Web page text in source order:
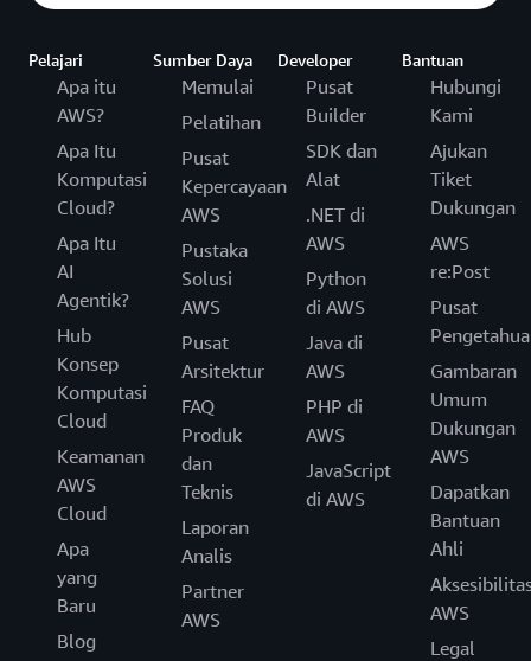
menemukan, menguji, membeli, dan melakukan
deployment
perangkat lunak yang beroperasi di
AWS.
tiap tahap adopsicloud
, dari migrasi awal hingga
manajemen harian yang berkelanjutan.
Well-Architecteduntuk merencanakan dan
menjalankan transformasi digital Anda dalam
skala besar.
keamanan layanan AWS individual dalam bab
keamanan di
dokumentasi layanan AWS
Tentukan persyaratan dan tujuan keamanan
eksternal dan internal serta kepatuhan terkait.
Pertimbangkan juga kerangka kerja industri,
sepertiNIST Cybersecurity Framework
(CSF)dan
Pelajari
Apa itu
AWS?
Apa Itu
Komputasi
Cloud?
Apa Itu
AI
Agentik?
Hub
Konsep
Komputasi
Cloud
Keamanan
AWS
Cloud
Apa
yang
Baru
Blog
Sumber Daya
Memulai
Pelatihan
Pusat
Kepercayaan
AWS
Pustaka
Solusi
AWS
Pusat
Arsitektur
FAQ
Produk
dan
Teknis
Laporan
Analis
Partner
AWS
Developer
Pusat
Builder
SDK dan
Alat
.NET di
AWS
Python
di AWS
Java di
AWS
PHP di
AWS
JavaScript
di AWS
Bantuan
Hubungi
Kami
Ajukan
Tiket
Dukungan
AWS
re:Post
Pusat
Gambaran
Umum
Dukungan
AWS
Dapatkan
Bantuan
Ahli
AWS
Legal